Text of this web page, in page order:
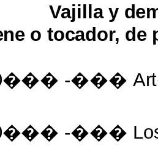
Vajilla y
o tocador, de
-���
-���